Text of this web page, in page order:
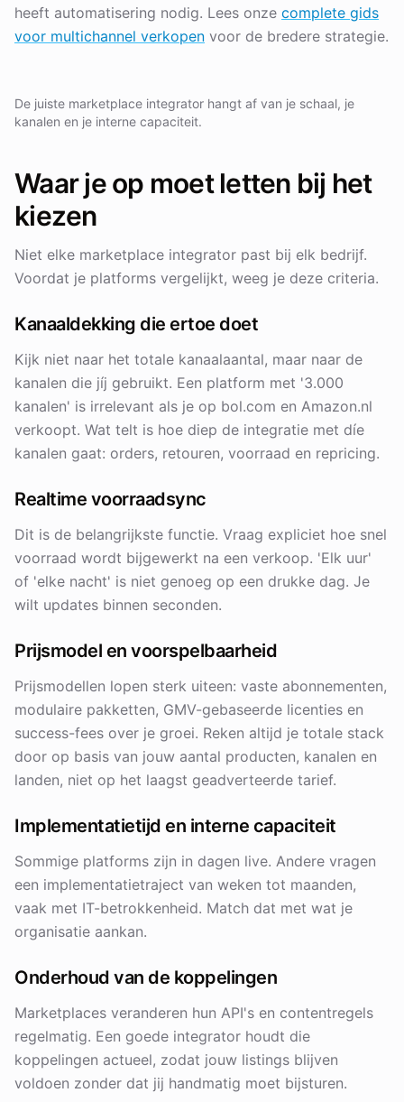
heeft automatisering nodig. Lees onze complete gids
voor multichannel verkopen voor de bredere strategie.
De juiste marketplace integrator hangt af van je schaal, je
kanalen en je interne capaciteit.
Waar je op moet letten bij het
kiezen
Niet elke marketplace integrator past bij elk bedrijf.
Voordat je platforms vergelijkt, weeg je deze criteria.
Kanaaldekking die ertoe doet
Kijk niet naar het totale kanaalaantal, maar naar de
kanalen die jíj gebruikt. Een platform met '3.000
kanalen' is irrelevant als je op bol.com en Amazon.nl
verkoopt. Wat telt is hoe diep de integratie met díe
kanalen gaat: orders, retouren, voorraad en repricing.
Realtime voorraadsync
Dit is de belangrijkste functie. Vraag expliciet hoe snel
voorraad wordt bijgewerkt na een verkoop. 'Elk uur'
of 'elke nacht' is niet genoeg op een drukke dag. Je
wilt updates binnen seconden.
Prijsmodel en voorspelbaarheid
Prijsmodellen lopen sterk uiteen: vaste abonnementen,
modulaire pakketten, GMV-gebaseerde licenties en
success-fees over je groei. Reken altijd je totale stack
door op basis van jouw aantal producten, kanalen en
landen, niet op het laagst geadverteerde tarief.
Implementatietijd en interne capaciteit
Sommige platforms zijn in dagen live. Andere vragen
een implementatietraject van weken tot maanden,
vaak met IT-betrokkenheid. Match dat met wat je
organisatie aankan.
Onderhoud van de koppelingen
Marketplaces veranderen hun API's en contentregels
regelmatig. Een goede integrator houdt die
koppelingen actueel, zodat jouw listings blijven
voldoen zonder dat jij handmatig moet bijsturen.